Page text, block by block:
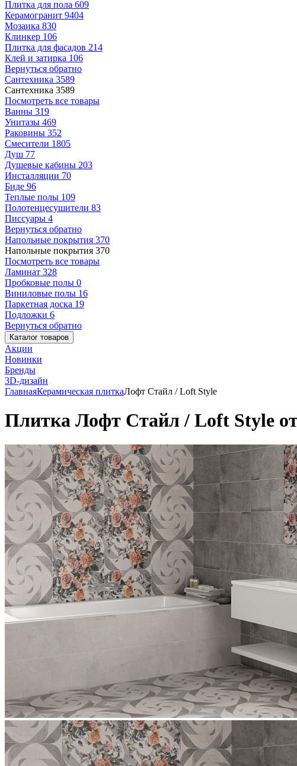
Плитка для пола 609
Керамогранит 9404
Мозаика 830
Клинкер 106
Плитка для фасадов 214
Клей и затирка 106
Вернуться обратно
Сантехника 3589
Сантехника 3589
Посмотреть все товары
Ванны 319
Унитазы 469
Раковины 352
Смесители 1805
Душ 77
Душевые кабины 203
Инсталляции 70
Биде 96
Теплые полы 109
Полотенцесушители 83
Писсуары 4
Вернуться обратно
Напольные покрытия 370
Напольные покрытия 370
Посмотреть все товары
Ламинат 328
Пробковые полы 0
Виниловые полы 16
Паркетная доска 19
Подложки 6
Вернуться обратно
Каталог товаров
Акции
Новинки
Бренды
3D-дизайн
ГлавнаяКерамическая плиткаЛофт Стайл / Loft Style
Плитка Лофт Стайл / Loft Style